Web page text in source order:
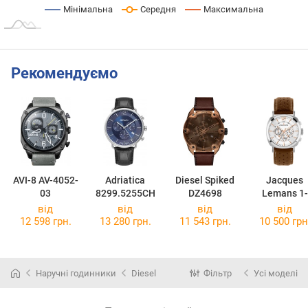
Мінімальна Середня Максимальна
Рекомендуємо
AVI-8 AV-4052-
03
Adriatica
8299.5255CH
Diesel Spiked
DZ4698
Jacques
Lemans 1-
1645.1D
від
12 598 грн.
від
13 280 грн.
від
11 543 грн.
від
10 500
Наручні годинники Diesel Фільтр Усі моделі